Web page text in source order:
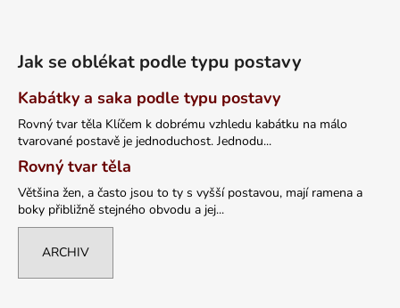
Jak se oblékat podle typu postavy
Kabátky a saka podle typu postavy
Rovný tvar těla Klíčem k dobrému vzhledu kabátku na málo
tvarované postavě je jednoduchost. Jednodu...
Rovný tvar těla
Většina žen, a často jsou to ty s vyšší postavou, mají ramena a
boky přibližně stejného obvodu a jej...
ARCHIV